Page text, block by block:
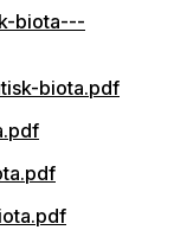
biota---
biota.pdf